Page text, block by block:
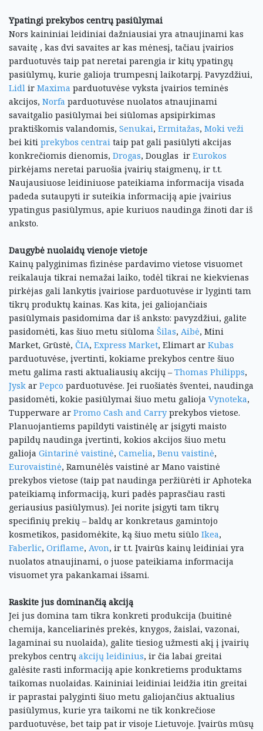
Ypatingi prekybos centrų pasiūlymai
Nors kaininiai leidiniai dažniausiai yra atnaujinami kas
savaitę , kas dvi savaites ar kas mėnesį, tačiau įvairios
parduotuvės taip pat neretai parengia ir kitų ypatingų
pasiūlymų, kurie galioja trumpesnį laikotarpį. Pavyzdžiui,
Lidl ir Maxima parduotuvėse vyksta įvairios teminės
akcijos, Norfa parduotuvėse nuolatos atnaujinami
savaitgalio pasiūlymai bei siūlomas apsipirkimas
praktiškomis valandomis, Senukai, Ermitažas, Moki veži
bei kiti prekybos centrai taip pat gali pasiūlyti akcijas
konkrečiomis dienomis, Drogas, Douglas ir Eurokos
pirkėjams neretai paruošia įvairių staigmenų, ir t.t.
Naujausiuose leidiniuose pateikiama informacija visada
padeda sutaupyti ir suteikia informaciją apie įvairius
ypatingus pasiūlymus, apie kuriuos naudinga žinoti dar iš
anksto.
Daugybė nuolaidų vienoje vietoje
Kainų palyginimas fizinėse pardavimo vietose visuomet
reikalauja tikrai nemažai laiko, todėl tikrai ne kiekvienas
pirkėjas gali lankytis įvairiose parduotuvėse ir lyginti tam
tikrų produktų kainas. Kas kita, jei galiojančiais
pasiūlymais pasidomima dar iš anksto: pavyzdžiui, galite
pasidomėti, kas šiuo metu siūloma Šilas, Aibė, Mini
Market, Grūstė, ČIA, Express Market, Elimart ar Kubas
parduotuvėse, įvertinti, kokiame prekybos centre šiuo
metu galima rasti aktualiausių akcijų –Thomas Philipps,
Jysk ar Pepco parduotuvėse. Jei ruošiatės šventei, naudinga
pasidomėti, kokie pasiūlymai šiuo metu galioja Vynoteka,
Tupperware ar Promo Cash and Carry prekybos vietose.
Planuojantiems papildyti vaistinėlę ar įsigyti maisto
papildų naudinga įvertinti, kokios akcijos šiuo metu
galioja Gintarinė vaistinė, Camelia, Benu vaistinė,
Eurovaistinė, Ramunėlės vaistinė ar Mano vaistinė
prekybos vietose (taip pat naudinga peržiūrėti ir Aphoteka
pateikiamą informaciją, kuri padės paprasčiau rasti
geriausius pasiūlymus). Jei norite įsigyti tam tikrų
specifinių prekių – baldų ar konkretaus gamintojo
kosmetikos, pasidomėkite, ką šiuo metu siūlo Ikea,
Faberlic, Oriflame, Avon, ir t.t. Įvairūs kainų leidiniai yra
nuolatos atnaujinami, o juose pateikiama informacija
visuomet yra pakankamai išsami.
Raskite jus dominančią akciją
Jei jus domina tam tikra konkreti produkcija (buitinė
chemija, kanceliarinės prekės, knygos, žaislai, vazonai,
lagaminai su nuolaida), galite tiesiog užmesti akį į įvairių
prekybos centrų akcijų leidinius, ir čia labai greitai
galėsite rasti informaciją apie konkretiems produktams
taikomas nuolaidas. Kaininiai leidiniai leidžia itin greitai
ir paprastai palyginti šiuo metu galiojančius aktualius
pasiūlymus, kurie yra taikomi ne tik konkrečiose
parduotuvėse, bet taip pat ir visoje Lietuvoje. Įvairūs mūsų